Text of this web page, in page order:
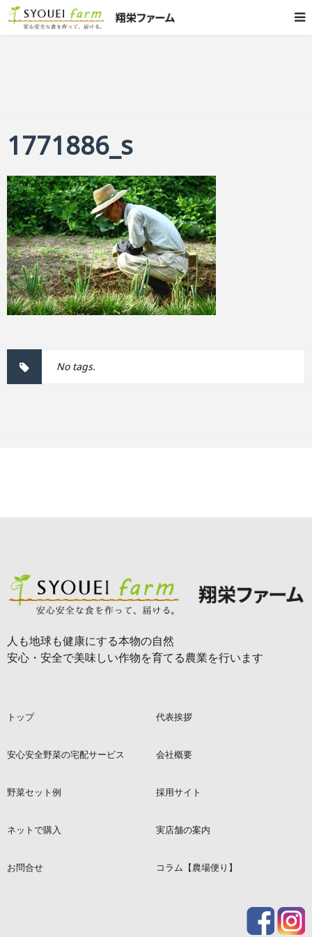
1771886_s
No tags.
人も地球も健康にする本物の自然
安心・安全で美味しい作物を育てる農業を行います
トップ 代表挨拶
安心安全野菜の宅配サービス 会社概要
野菜セット例 採用サイト
ネットで購入 実店舗の案内
お問合せ コラム【農場便り】